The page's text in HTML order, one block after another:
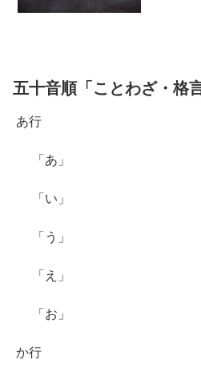
五十音順「ことわざ・格
あ行
「あ」
「い」
「う」
「え」
「お」
か行